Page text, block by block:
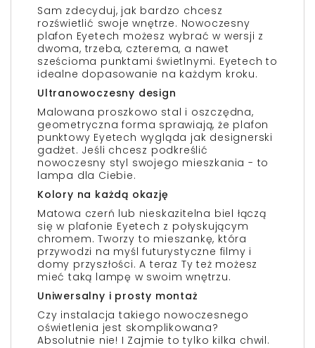
Sam zdecyduj, jak bardzo chcesz
rozświetlić swoje wnętrze. Nowoczesny
plafon Eyetech możesz wybrać w wersji z
dwoma, trzeba, czterema, a nawet
sześcioma punktami świetlnymi. Eyetech to
idealne dopasowanie na każdym kroku.
Ultranowoczesny design
Malowana proszkowo stal i oszczędna,
geometryczna forma sprawiają, że plafon
punktowy Eyetech wygląda jak designerski
gadżet. Jeśli chcesz podkreślić
nowoczesny styl swojego mieszkania - to
lampa dla Ciebie.
Kolory na każdą okazję
Matowa czerń lub nieskazitelna biel łączą
się w plafonie Eyetech z połyskującym
chromem. Tworzy to mieszankę, która
przywodzi na myśl futurystyczne filmy i
domy przyszłości. A teraz Ty też możesz
mieć taką lampę w swoim wnętrzu.
Uniwersalny i prosty montaż
Czy instalacja takiego nowoczesnego
oświetlenia jest skomplikowana?
Absolutnie nie! I Zajmie to tylko kilka chwil.